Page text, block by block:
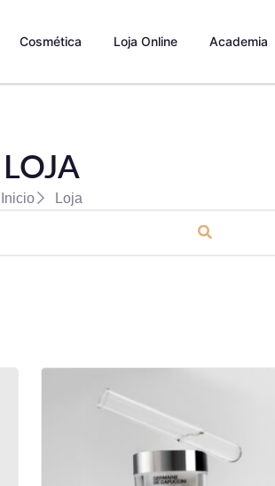
Cosmética Loja Online Academia
LOJA
Inicio Loja